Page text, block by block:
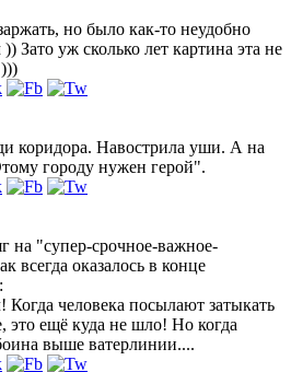
но было как-то неудобно
Зато уж сколько лет картина эта не
коридора. Навострила уши. А на
городу нужен герой".
на "супер-срочное-важное-
всегда оказалось в конце
человека посылают затыкать
ещё куда не шло! Но когда
выше ватерлинии....